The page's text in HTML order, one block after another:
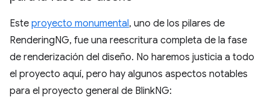
Este proyecto monumental, uno de los pilares de
RenderingNG, fue una reescritura completa de la fase
de renderización del diseño. No haremos justicia a todo
el proyecto aquí, pero hay algunos aspectos notables
para el proyecto general de BlinkNG: